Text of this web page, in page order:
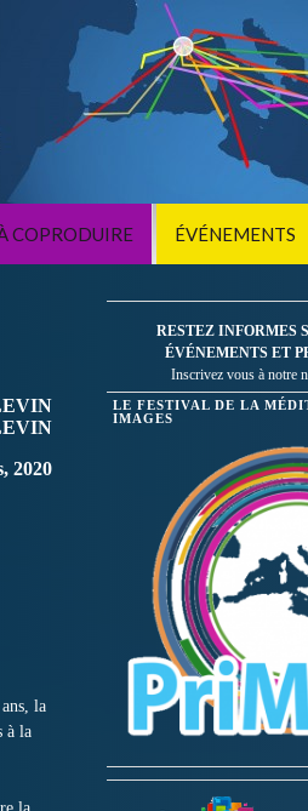
COPRODUIRE ÉVÉNEMENTS
2020
la
à la
RESTEZ INFORMES
ÉVÉNEMENTS ET
Inscrivez vous à notre
LE FESTIVAL DE LA
IMAGES